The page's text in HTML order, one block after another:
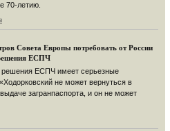
70-летию.
Совета Европы потребовать от России
решения ЕСПЧ
ЕСПЧ имеет серьезные
не может вернуться в
загранпаспорта, и он не может